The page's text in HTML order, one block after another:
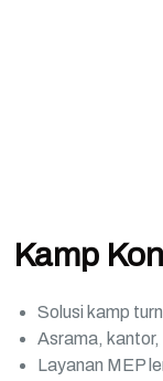
Kamp
Solusi kamp
Asrama,
Layanan MEP